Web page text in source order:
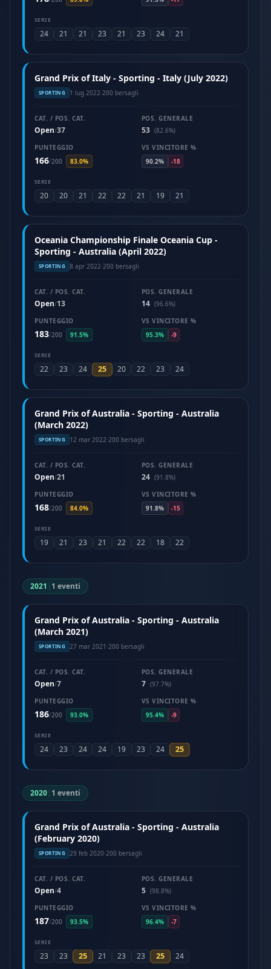
SERIE
24 21 21 23 21 23 24 21
Grand Prix of Italy - Sporting - Italy (July 2022)
SPORTING 1 lug 2022·200 bersagli
CAT. / POS. CAT.
Open/37
POS. GENERALE
53 (82.6%)
PUNTEGGIO
166/200 83.0%
VS VINCITORE %
90.2%
-18
SERIE
20 20 21 22 22 21 19 21
Oceania Championship Finale Oceania Cup -
Sporting - Australia (April 2022)
SPORTING 8 apr 2022·200 bersagli
CAT. / POS. CAT.
Open/13
POS. GENERALE
14 (96.6%)
PUNTEGGIO
183/200 91.5%
VS VINCITORE %
95.3%
-9
SERIE
22 23 24 25 20 22 23 24
Grand Prix of Australia - Sporting - Australia
(March 2022)
SPORTING 12 mar 2022·200 bersagli
CAT. / POS. CAT.
Open/21
POS. GENERALE
24 (91.8%)
PUNTEGGIO
168/200 84.0%
VS VINCITORE %
91.8%
-15
SERIE
19 21 23 21 22 22 18 22
2021 | 1 eventi
Grand Prix of Australia - Sporting - Australia
(March 2021)
SPORTING 27 mar 2021 ·200 bersagli
CAT. / POS. CAT.
Open/7
POS. GENERALE
7 (97.7%)
PUNTEGGIO
186/200 93.0%
VS VINCITORE %
95.4%
-9
SERIE
24 23 24 24 19 23 24 25
2020| 1 eventi
Grand Prix of Australia - Sporting - Australia
(February 2020)
SPORTING 29 feb 2020·200 bersagli
CAT. / POS. CAT.
Open/4
POS. GENERALE
5 (98.8%)
PUNTEGGIO
187/200 93.5%
VS VINCITORE %
96.4%
-7
SERIE
23 23 25 21 23 23 25 24